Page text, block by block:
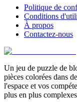
Politique de
Conditions
À propos
Contactez-nous
Un jeu de puzzle de
pièces colorées dans
l'espace et vos
plus en plus